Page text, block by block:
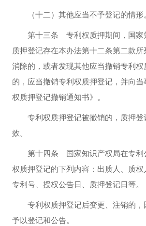
（十二）其他应当不予登记的情形。
第十三条 专利权质押期间，国家
质押登记存在本办法第十二条第二款
消除的，或者发现其他应当撤销专利
的，应当撤销专利权质押登记，并向
权质押登记撤销通知书》。
专利权质押登记被撤销的，质押登
效。
第十四条 国家知识产权局在专利
权质押登记的下列内容：出质人、质权
专利号、授权公告日、质押登记日等。
专利权质押登记后变更、注销的，
予以登记和公告。